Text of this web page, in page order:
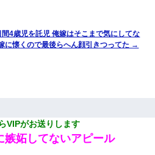
間4歳児を託児 俺嫁はそこまで気にしてな
に懐くので最後らへん顔引きつってた →
VIPがお送りします
嫉妬してないアピール